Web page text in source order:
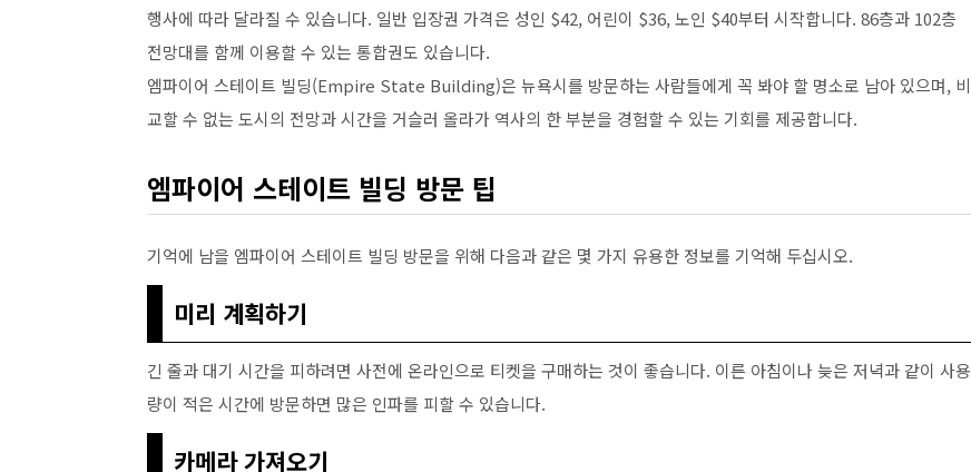
행사에 따라 달라질 수 있습니다. 일반 입장권 가격은 성인 $42, 어린이 $36, 노인 $40부터 시작합니다. 86층과 102층
전망대를 함께 이용할 수 있는 통합권도 있습니다.
엠파이어 스테이트 빌딩(Empire State Building)은 뉴욕시를 방문하는 사람들에게 꼭 봐야 할 명소로 남아 있으며, 비
교할 수 없는 도시의 전망과 시간을 거슬러 올라가 역사의 한 부분을 경험할 수 있는 기회를 제공합니다.
엠파이어 스테이트 빌딩 방문 팁
기억에 남을 엠파이어 스테이트 빌딩 방문을 위해 다음과 같은 몇 가지 유용한 정보를 기억해 두십시오.
미리 계획하기
긴 줄과 대기 시간을 피하려면 사전에 온라인으로 티켓을 구매하는 것이 좋습니다. 이른 아침이나 늦은 저녁과 같이 사용
량이 적은 시간에 방문하면 많은 인파를 피할 수 있습니다.
카메라 가져오기